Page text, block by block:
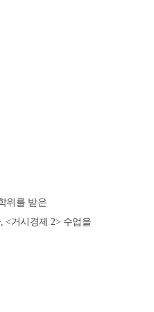
위를 받은
<거시경제 2> 수업을